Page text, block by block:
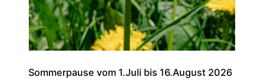
Sommerpause vom 1.Juli bis 16.August 2026